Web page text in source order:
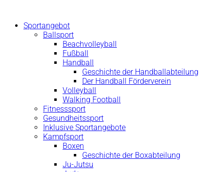
springenSportangebot
Ballsport
Beachvolleyball
Fußball
Handball
Geschichte der Handballabteilung
Der Handball Förderverein
Volleyball
Walking Football
Fitnesssport
Gesundheitssport
Inklusive Sportangebote
Kampfsport
Boxen
Geschichte der Boxabteilung
Ju-Jutsu